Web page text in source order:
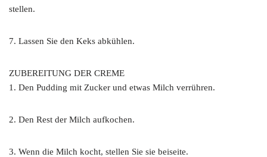
stellen.
7. Lassen Sie den Keks abkühlen.
ZUBEREITUNG DER CREME
1. Den Pudding mit Zucker und etwas Milch verrühren.
2. Den Rest der Milch aufkochen.
3. Wenn die Milch kocht, stellen Sie sie beiseite.